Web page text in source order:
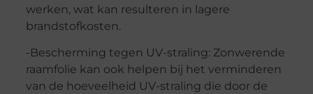
werken, wat kan resulteren in lagere
brandstofkosten.
-Bescherming tegen UV-straling: Zonwerende
raamfolie kan ook helpen bij het verminderen
van de hoeveelheid UV-straling die door de